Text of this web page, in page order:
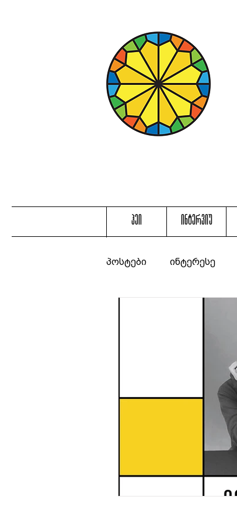
ჰეი ინტერვიუ
პოსტები ინტერესე